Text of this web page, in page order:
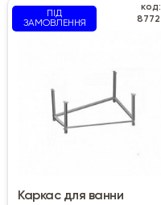
ПІД
ЗАМОВЛЕННЯ
код:
Каркас для ванни